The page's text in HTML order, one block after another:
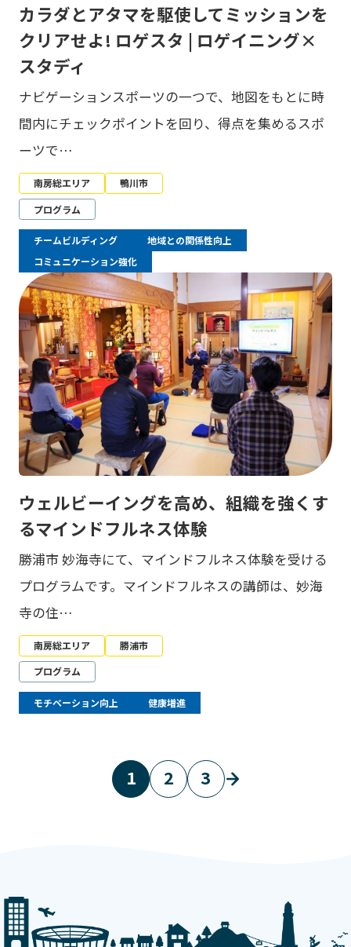
カラダとアタマを駆使してミッションを
クリアせよ! ロゲスタ | ロゲイニング×
スタディ
ナビゲーションスポーツの一つで、地図をもとに時
間内にチェックポイントを回り、得点を集めるスポ
ーツで…
南房総エリア
鴨川市
プログラム
チームビルディング
地域との関係性向上
コミュニケーション強化
ウェルビーイングを高め、組織を強くす
るマインドフルネス体験
勝浦市 妙海寺にて、マインドフルネス体験を受ける
プログラムです。マインドフルネスの講師は、妙海
寺の住…
南房総エリア
勝浦市
プログラム
モチベーション向上 健康増進
1 2 3